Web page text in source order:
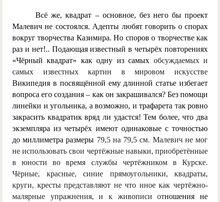
Всё же, квадрат – основное, без него бы проект
Малевич не состоялся. Адепты любят говорить о спорах
вокруг творчества Казимира. Но споров о творчестве как
раз и нет!.. Подающая известный в четырёх повторениях
«Чёрный квадрат» как одну из самых обсуждаемых и
самых известных картин в мировом искусстве
Википедия в посвящённой ему длинной статье избегает
вопроса его создания – как он закрашивался? Без помощи
линейки и угольника, а возможно, и трафарета так ровно
закрасить квадратик вряд ли удастся! Тем более, что два
экземпляра из четырёх имеют одинаковые с точностью
до миллиметра размеры 79,5 на 79,5 см. Малевич не мог
не использовать свои чертёжные навыки, приобретённые
в юности во время службы чертёжником в Курске.
Чёрные, красные, синие прямоугольники, квадраты,
круги, кресты представляют не что иное как чертёжно-
малярные упражнения, и к живописи отношения не